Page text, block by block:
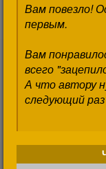
Вам повезло!
первым.
Вам
всего
А что автору
следующий